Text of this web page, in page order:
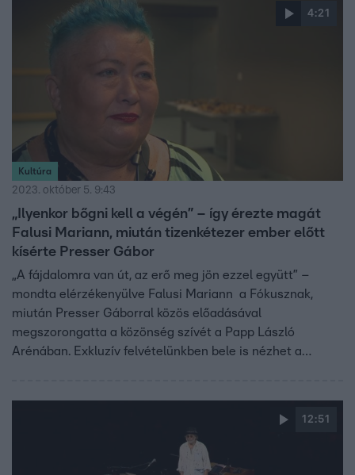
4:21
Kultúra
2023. október 5. 9:43
„Ilyenkor bőgni kell a végén” – így érezte magát
Falusi Mariann, miután tizenkétezer ember előtt
kísérte Presser Gábor
„A fájdalomra van út, az erő meg jön ezzel együtt” –
mondta elérzékenyülve Falusi Mariann a Fókusznak,
miután Presser Gáborral közös előadásával
megszorongatta a közönség szívét a Papp László
Arénában. Exkluzív felvételünkben bele is nézhet a
12:51